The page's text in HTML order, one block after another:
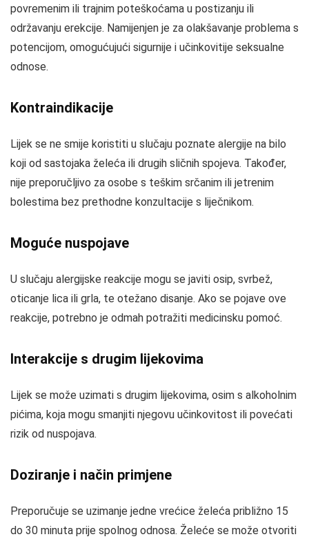
povremenim ili trajnim poteškoćama u postizanju ili
održavanju erekcije. Namijenjen je za olakšavanje problema s
potencijom, omogućujući sigurnije i učinkovitije seksualne
odnose.
Kontraindikacije
Lijek se ne smije koristiti u slučaju poznate alergije na bilo
koji od sastojaka želeća ili drugih sličnih spojeva. Također,
nije preporučljivo za osobe s teškim srčanim ili jetrenim
bolestima bez prethodne konzultacije s liječnikom.
Moguće nuspojave
U slučaju alergijske reakcije mogu se javiti osip, svrbež,
oticanje lica ili grla, te otežano disanje. Ako se pojave ove
reakcije, potrebno je odmah potražiti medicinsku pomoć.
Interakcije s drugim lijekovima
Lijek se može uzimati s drugim lijekovima, osim s alkoholnim
pićima, koja mogu smanjiti njegovu učinkovitost ili povećati
rizik od nuspojava.
Doziranje i način primjene
Preporučuje se uzimanje jedne vrećice želeća približno 15
do 30 minuta prije spolnog odnosa. Želeće se može otvoriti